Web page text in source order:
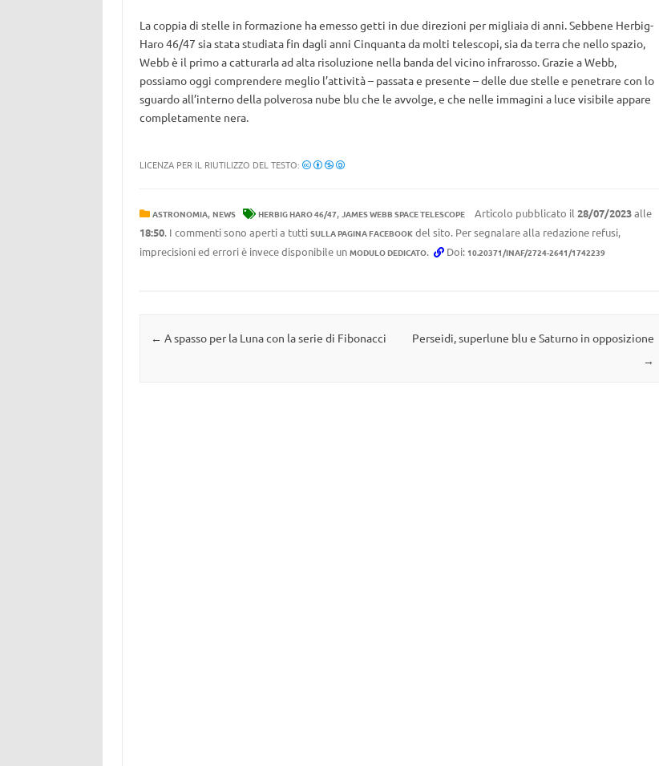
La coppia di stelle in formazione ha emesso getti in due direzioni per migliaia di anni. Sebbene Herbig-
Haro 46/47 sia stata studiata fin dagli anni Cinquanta da molti telescopi, sia da terra che nello spazio,
Webb è il primo a catturarla ad alta risoluzione nella banda del vicino infrarosso. Grazie a Webb,
possiamo oggi comprendere meglio l’attività – passata e presente – delle due stelle e penetrare con lo
sguardo all’interno della polverosa nube blu che le avvolge, e che nelle immagini a luce visibile appare
completamente nera.
LICENZA PER IL RIUTILIZZO DEL TESTO:
ASTRONOMIA, NEWS HERBIG HARO 46/47, JAMES WEBB SPACE TELESCOPE Articolo pubblicato il 28/07/2023alle
18:50. I commenti sono aperti a tutti SULLA PAGINA FACEBOOKdel sito. Per segnalare alla redazione refusi,
imprecisioni ed errori è invece disponibile un MODULO DEDICATO. Doi: 10.20371/INAF/2724-2641/1742239
Navigazione articolo
← A spasso per la Luna con la serie di Fibonacci
Perseidi, superlune blu e Saturno in opposizione
→